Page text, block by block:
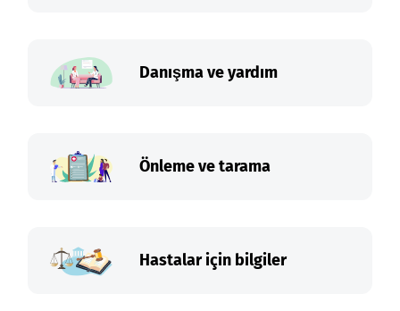
Danışma ve yardım
Önleme ve tarama
Hastalar için bilgiler